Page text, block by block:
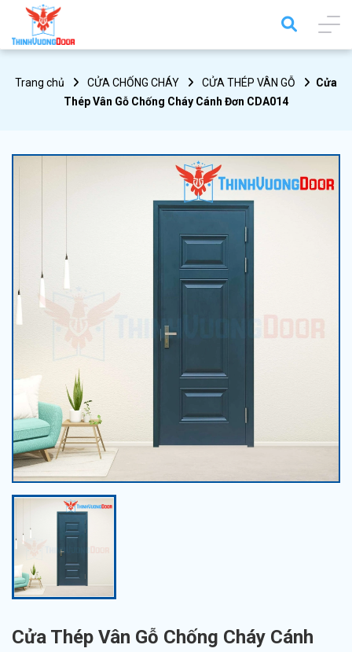
Trang chủ CỬA CHỐNG CHÁY CỬA THÉP VÂN GỖ
Cửa
Thép Vân Gỗ Chống Cháy Cánh Đơn CDA014
Cửa Thép Vân Gỗ Chống Cháy Cánh